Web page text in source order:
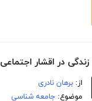
در اقشار اجتماعی
از:برهان نادری
موضوع:جامعه شناسی